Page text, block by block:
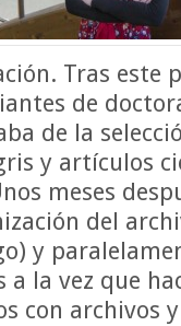
Tras este
de
de la
y artículos
meses
del
y
a la vez que
con archivos